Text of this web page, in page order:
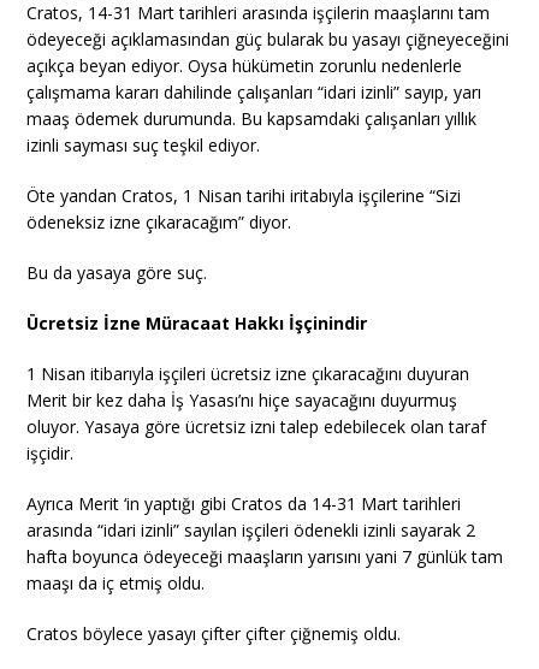
Cratos, 14-31 Mart tarihleri arasında işçilerin maaşlarını tam
ödeyeceği açıklamasından güç bularak bu yasayı çiğneyeceğini
açıkça beyan ediyor. Oysa hükümetin zorunlu nedenlerle
çalışmama kararı dahilinde çalışanları “idari izinli” sayıp, yarı
maaş ödemek durumunda. Bu kapsamdaki çalışanları yıllık
izinli sayması suç teşkil ediyor.
Öte yandan Cratos, 1 Nisan tarihi iritabıyla işçilerine “Sizi
ödeneksiz izne çıkaracağım” diyor.
Bu da yasaya göre suç.
Ücretsiz İzne Müracaat Hakkı İşçinindir
1 Nisan itibarıyla işçileri ücretsiz izne çıkaracağını duyuran
Merit bir kez daha İş Yasası’nı hiçe sayacağını duyurmuş
oluyor. Yasaya göre ücretsiz izni talep edebilecek olan taraf
işçidir.
Ayrıca Merit ‘in yaptığı gibi Cratos da 14-31 Mart tarihleri
arasında “idari izinli” sayılan işçileri ödenekli izinli sayarak 2
hafta boyunca ödeyeceği maaşların yarısını yani 7 günlük tam
maaşı da iç etmiş oldu.
Cratos böylece yasayı çifter çifter çiğnemiş oldu.